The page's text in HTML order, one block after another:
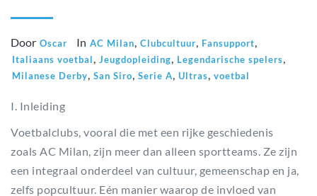
Door Oscar In AC Milan, Clubcultuur, Fansupport,
Italiaans voetbal, Jeugdopleiding, Legendarische spelers,
Milanese Derby, San Siro, Serie A, Ultras, voetbal
I. Inleiding
Voetbalclubs, vooral die met een rijke geschiedenis
zoals AC Milan, zijn meer dan alleen sportteams. Ze zijn
een integraal onderdeel van cultuur, gemeenschap en ja,
zelfs popcultuur. Eén manier waarop de invloed van